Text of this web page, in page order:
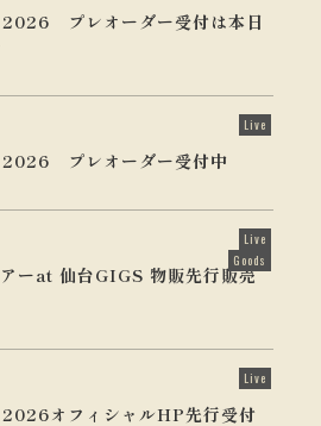
プレオーダー受付は本日
Live
プレオーダー受付中
Live
Goods
ーat 仙台GIGS 物販先行販売
Live
オフィシャルHP先行受付